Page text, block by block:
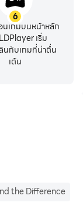
using the
one song,
Music &
to Apple Music
Facebook,
6
นเกมบนหน้าหลัก
เริ่ม
นกับเกมที่น่าตื่น
เต้น
the Difference